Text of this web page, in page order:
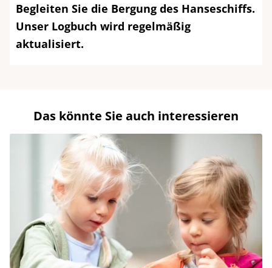
Begleiten Sie die Bergung des Hanseschiffs.
Unser Logbuch wird regelmäßig
aktualisiert.
Das könnte Sie auch interessieren